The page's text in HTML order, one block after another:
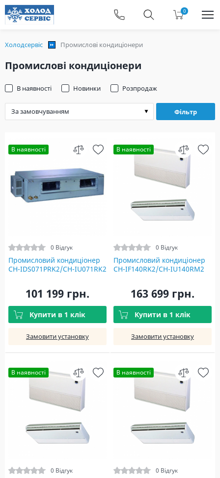
0
Холодсервіс Промислові кондиціонери
Промислові кондиціонери
Фільтр
В наявності Новинки Розпродаж
В наявності
0 Відгук
Промисловий кондиціонер
CH-IDS071PRK2/CH-IU071RK2
101 199 грн.
Купити в 1 клік
Замовити установку
В наявності
0 Відгук
Промисловий кондиціонер
CH-IF140RK2/CH-IU140RM2
163 699 грн.
Купити в 1 клік
Замовити установку
В наявності
0 Відгук
В наявності
0 Відгук